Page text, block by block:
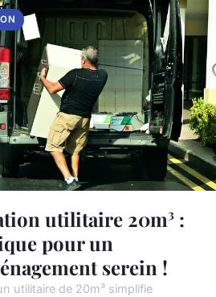
utilitaire 20m³ :
pour un
serein !
utilitaire de 20m³ simplifie